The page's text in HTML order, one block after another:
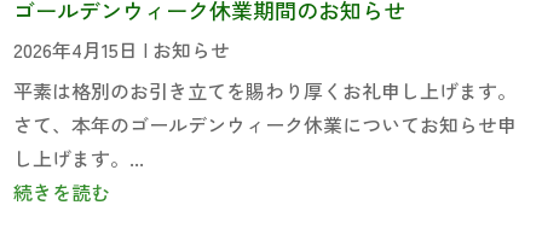
ゴールデンウィーク休業期間のお知らせ
2026年4月15日 | お知らせ
平素は格別のお引き立てを賜わり厚くお礼申し上げます。
さて、本年のゴールデンウィーク休業についてお知らせ申
し上げます。...
続きを読む